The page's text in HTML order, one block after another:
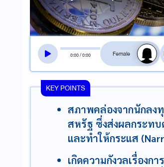
0:00/0:00
สลับเสียงอ่าน
KEY POINTS
สภาพคล่องจากนักลง
สหรัฐ ซึ่งส่งผลกระทบ
และทำให้กระแส
เกิดความกังวลเรื่องก